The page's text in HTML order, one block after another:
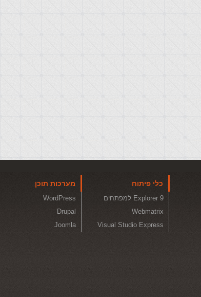
כלי פיתוח
Explorer 9 למפתחים
Webmatrix
Visual Studio Express
מערכות תוכן
WordPress
Drupal
Joomla